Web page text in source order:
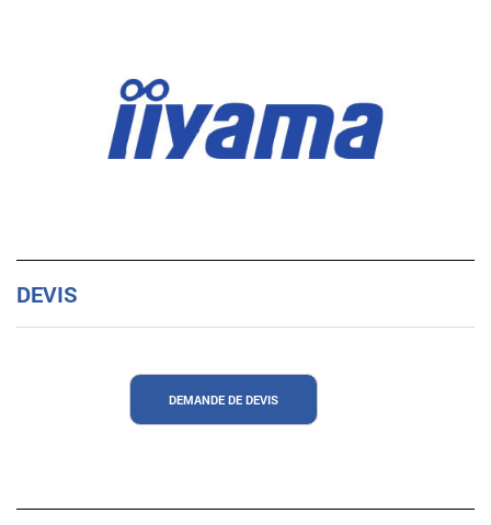
DEVIS
DEMANDE DE DEVIS